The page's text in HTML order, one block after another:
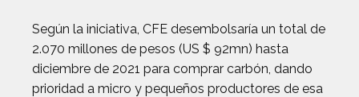
Según la iniciativa, CFE desembolsaría un total de
2.070 millones de pesos (US $ 92mn) hasta
diciembre de 2021 para comprar carbón, dando
prioridad a micro y pequeños productores de esa